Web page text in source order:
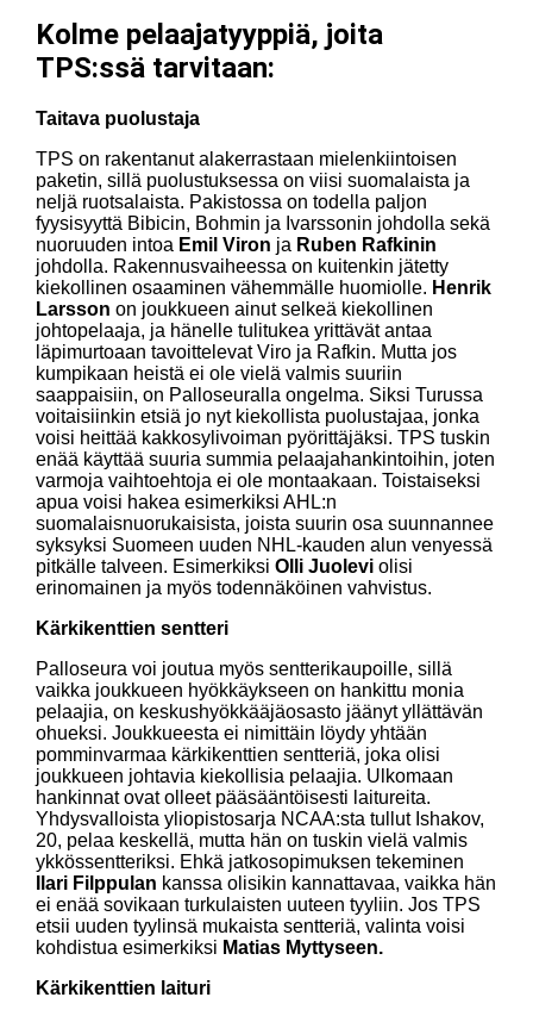
Kolme pelaajatyyppiä, joita
TPS:ssä tarvitaan:
Taitava puolustaja
TPS on rakentanut alakerrastaan mielenkiintoisen
paketin, sillä puolustuksessa on viisi suomalaista ja
neljä ruotsalaista. Pakistossa on todella paljon
fyysisyyttä Bibicin, Bohmin ja Ivarssonin johdolla sekä
nuoruuden intoa Emil Viron ja Ruben Rafkinin
johdolla. Rakennusvaiheessa on kuitenkin jätetty
kiekollinen osaaminen vähemmälle huomiolle. Henrik
Larsson on joukkueen ainut selkeä kiekollinen
johtopelaaja, ja hänelle tulitukea yrittävät antaa
läpimurtoaan tavoittelevat Viro ja Rafkin. Mutta jos
kumpikaan heistä ei ole vielä valmis suuriin
saappaisiin, on Palloseuralla ongelma. Siksi Turussa
voitaisiinkin etsiä jo nyt kiekollista puolustajaa, jonka
voisi heittää kakkosylivoiman pyörittäjäksi. TPS tuskin
enää käyttää suuria summia pelaajahankintoihin, joten
varmoja vaihtoehtoja ei ole montaakaan. Toistaiseksi
apua voisi hakea esimerkiksi AHL:n
suomalaisnuorukaisista, joista suurin osa suunnannee
syksyksi Suomeen uuden NHL-kauden alun venyessä
pitkälle talveen. Esimerkiksi Olli Juolevi olisi
erinomainen ja myös todennäköinen vahvistus.
Kärkikenttien sentteri
Palloseura voi joutua myös sentterikaupoille, sillä
vaikka joukkueen hyökkäykseen on hankittu monia
pelaajia, on keskushyökkääjäosasto jäänyt yllättävän
ohueksi. Joukkueesta ei nimittäin löydy yhtään
pomminvarmaa kärkikenttien sentteriä, joka olisi
joukkueen johtavia kiekollisia pelaajia. Ulkomaan
hankinnat ovat olleet pääsääntöisesti laitureita.
Yhdysvalloista yliopistosarja NCAA:sta tullut Ishakov,
20, pelaa keskellä, mutta hän on tuskin vielä valmis
ykkössentteriksi. Ehkä jatkosopimuksen tekeminen
Ilari Filppulan kanssa olisikin kannattavaa, vaikka hän
ei enää sovikaan turkulaisten uuteen tyyliin. Jos TPS
etsii uuden tyylinsä mukaista sentteriä, valinta voisi
kohdistua esimerkiksi Matias Myttyseen.
Kärkikenttien laituri